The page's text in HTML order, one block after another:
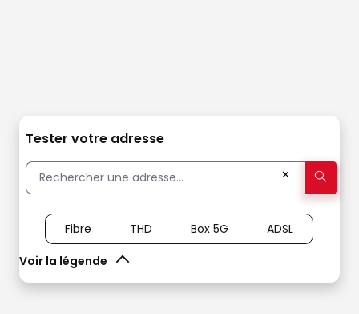
Tester votre adresse
✕
Voir la légende
Fibre THD Box 5G ADSL